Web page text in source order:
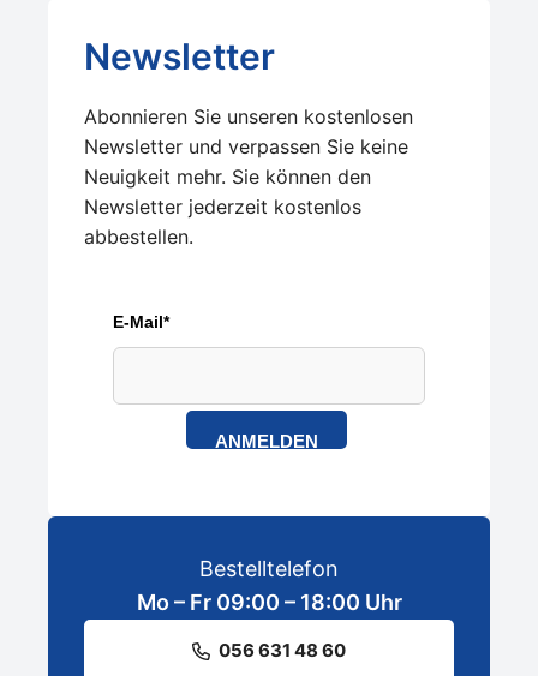
Newsletter
Abonnieren Sie unseren kostenlosen
Newsletter und verpassen Sie keine
Neuigkeit mehr. Sie können den
Newsletter jederzeit kostenlos
abbestellen.
E-Mail*
ANMELDEN
Bestelltelefon
Mo – Fr 09:00 – 18:00 Uhr
056 631 48 60